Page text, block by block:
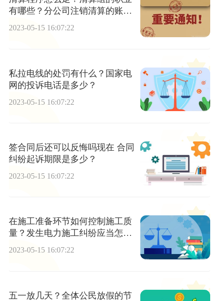
有哪些？分公司注销清算的账务
如何处理？
2023-05-15 16:07:22
私拉电线的处罚有什么？国家电
网的投诉电话是多少？
2023-05-15 16:07:22
签合同后还可以反悔吗现在 合同
纠纷起诉期限是多少？
2023-05-15 16:07:22
在施工准备环节如何控制施工质
量？发生电力施工纠纷应当怎样
解决？
2023-05-15 16:07:22
五一放几天？全体公民放假的节